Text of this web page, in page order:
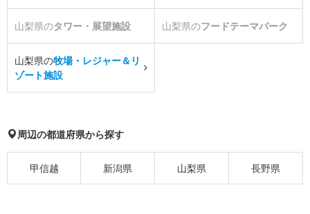
山梨県のタワー・展望施設 山梨県のフードテーマパーク
山梨県の牧場・レジャー＆リ
ゾート施設
周辺の都道府県から探す
甲信越 新潟県 山梨県 長野県